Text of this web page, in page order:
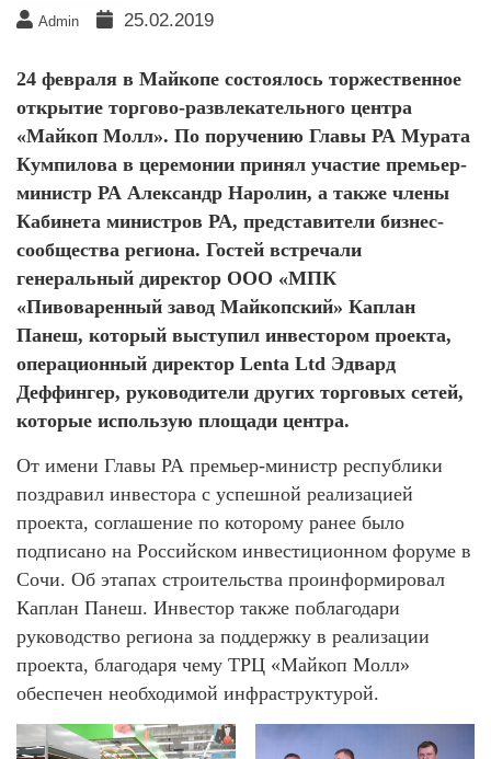
Admin 25.02.2019
24 февраля в Майкопе состоялось торжественное
открытие торгово-развлекательного центра
«Майкоп Молл». По поручению Главы РА Мурата
Кумпилова в церемонии принял участие премьер-
министр РА Александр Наролин, а также члены
Кабинета министров РА, представители бизнес-
сообщества региона. Гостей встречали
генеральный директор ООО «МПК
«Пивоваренный завод Майкопский» Каплан
Панеш, который выступил инвестором проекта,
операционный директор Lenta Ltd Эдвард
Деффингер, руководители других торговых сетей,
которые использую площади центра.
От имени Главы РА премьер-министр республики
поздравил инвестора с успешной реализацией
проекта, соглашение по которому ранее было
подписано на Российском инвестиционном форуме в
Сочи. Об этапах строительства проинформировал
Каплан Панеш. Инвестор также поблагодари
руководство региона за поддержку в реализации
проекта, благодаря чему ТРЦ «Майкоп Молл»
обеспечен необходимой инфраструктурой.